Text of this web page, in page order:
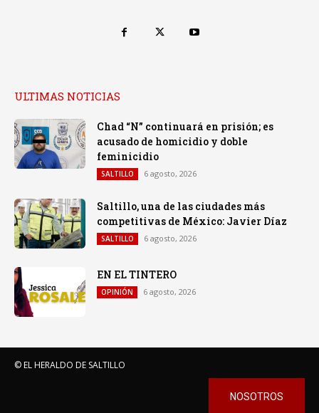
ULTIMAS NOTICIAS
Chad “N” continuará en prisión; es
acusado de homicidio y doble
feminicidio
SALTILLO 6 agosto, 2026
Saltillo, una de las ciudades más
competitivas de México: Javier Díaz
SALTILLO 6 agosto, 2026
EN EL TINTERO
OPINIÓN 6 agosto, 2026
© EL HERALDO DE SALTILLO
NOSOTROS